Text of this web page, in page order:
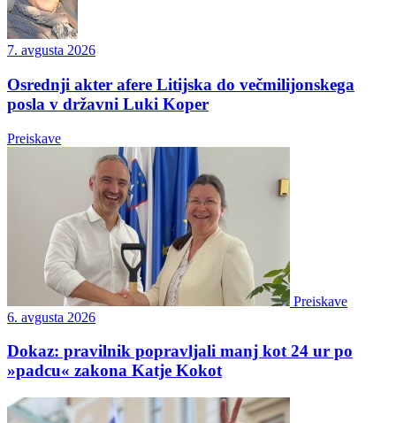
7. avgusta 2026
Osrednji akter afere Litijska do večmilijonskega
posla v državni Luki Koper
Preiskave
Preiskave
6. avgusta 2026
Dokaz: pravilnik popravljali manj kot 24 ur po
»padcu« zakona Katje Kokot